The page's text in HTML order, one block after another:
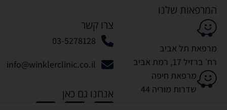
המרפאות שלנו
מרפאת תל אביב
רח׳ ברזיל 17, רמת אביב
מרפאת חיפה
שדרות מוריה 44
צרו קשר
03-5278128
info@winklerclinic.co.il
אנחנו גם כאן